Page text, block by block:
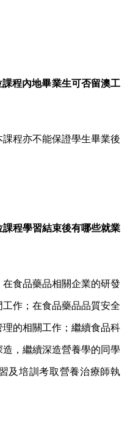
程內地畢業生可否留澳工
程亦不能保證學生畢業後
程學習結束後有哪些就業
食品藥品相關企業的研發
作；在食品藥品品質安全
的相關工作；繼續食品科
，繼續深造營養學的同學
及培訓考取營養治療師執